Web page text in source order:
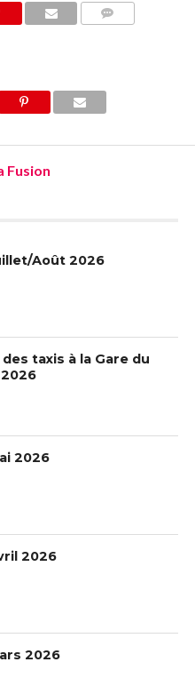
Fusion
Août 2026
taxis à la Gare du
2026
2026
2026